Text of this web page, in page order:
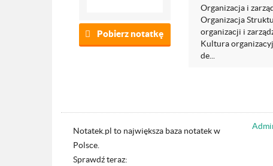
Pobierz notatkę
Organizacja i
Organizacja
organizacji i
Kultura
de...
Notatek.pl to największa baza notatek w
Polsce.
Sprawdź teraz: